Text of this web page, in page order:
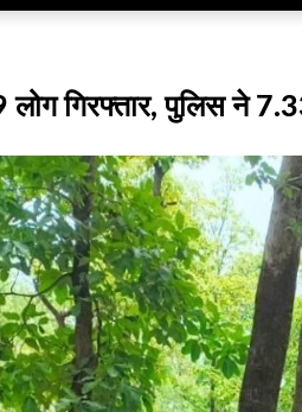
गिरफ्तार, पुलिस ने